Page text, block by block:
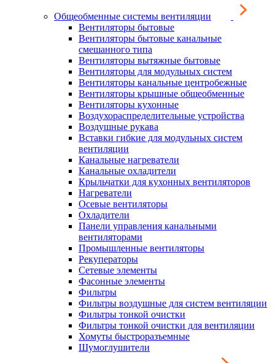
Общеобменные системы вентиляции
Вентиляторы бытовые
Вентиляторы бытовые канальные
смешанного типа
Вентиляторы вытяжные бытовые
Вентиляторы для модульных систем
Вентиляторы канальные центробежные
Вентиляторы крышные общеобменные
Вентиляторы кухонные
Воздухораспределительные устройства
Воздушные рукава
Вставки гибкие для модульных систем
вентиляции
Канальные нагреватели
Канальные охладители
Крыльчатки для кухонных вентиляторов
Нагреватели
Осевые вентиляторы
Охладители
Панели управления канальными
вентиляторами
Промышленные вентиляторы
Рекуператоры
Сетевые элементы
Фасонные элементы
Фильтры
Фильтры воздушные для систем вентиляции
Фильтры тонкой очистки
Фильтры тонкой очистки для вентиляции
Хомуты быстроразъемные
Шумоглушители